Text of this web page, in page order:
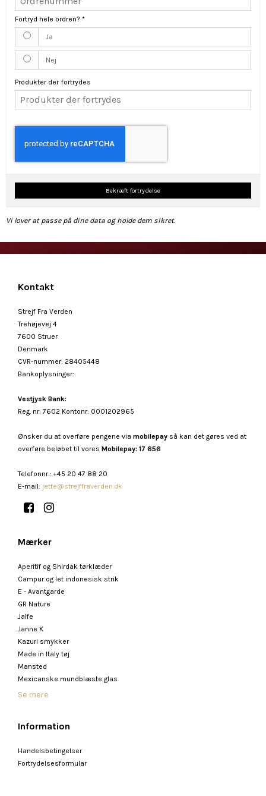
Fortryd hele ordren? *
Ja
Nej
Produkter der fortrydes
Bekræft fortrydelse
Vi lover at passe på dine data og holde dem sikret.
Kontakt
Strejf Fra Verden
Trehøjevej 4
7600 Struer
Denmark
CVR-nummer: 28405448
Bankoplysninger:
Vestjysk Bank:
Reg. nr: 7602 Kontonr: 0001202965
Ønsker du at overføre pengene via mobilepay så kan det gøres ved at
overføre beløbet til vores Mobilepay: 17 656
Telefonnr.: +45 20 47 88 20
E-mail: jette@strejffraverden.dk
Mærker
Aperitif og Shirdak tørklæder
Campur og let indonesisk strik
E - Avantgarde
GR Nature
Jalfe
Janne K
Kazuri smykker
Made in Italy tøj
Mansted
Mexicanske mundblæste glas
Se mere
Information
Handelsbetingelser
Fortrydelsesformular